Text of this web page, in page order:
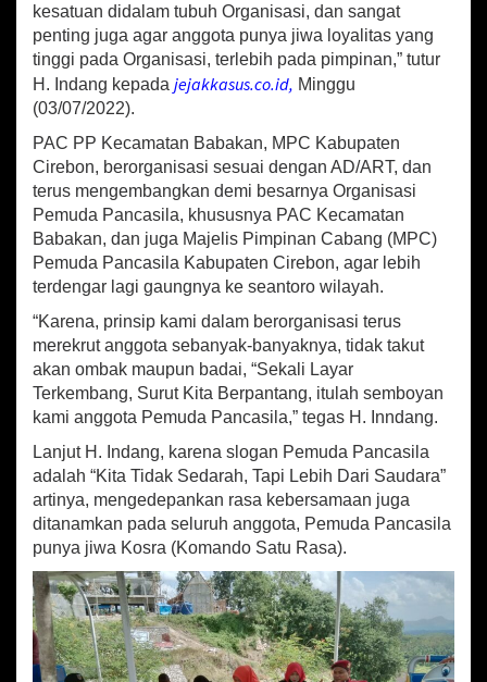
s
o
l
i
s
i
kesatuan didalam tubuh Organisasi, dan sangat
penting juga agar anggota punya jiwa loyalitas yang
tinggi pada Organisasi, terlebih pada pimpinan,” tutur
H. Indang kepada jejakkasus.co.id, Minggu
(03/07/2022).
PAC PP Kecamatan Babakan, MPC Kabupaten
Cirebon, berorganisasi sesuai dengan AD/ART, dan
terus mengembangkan demi besarnya Organisasi
Pemuda Pancasila, khususnya PAC Kecamatan
Babakan, dan juga Majelis Pimpinan Cabang (MPC)
Pemuda Pancasila Kabupaten Cirebon, agar lebih
terdengar lagi gaungnya ke seantoro wilayah.
“Karena, prinsip kami dalam berorganisasi terus
merekrut anggota sebanyak-banyaknya, tidak takut
akan ombak maupun badai, “Sekali Layar
Terkembang, Surut Kita Berpantang, itulah semboyan
kami anggota Pemuda Pancasila,” tegas H. Inndang.
Lanjut H. Indang, karena slogan Pemuda Pancasila
adalah “Kita Tidak Sedarah, Tapi Lebih Dari Saudara”
artinya, mengedepankan rasa kebersamaan juga
ditanamkan pada seluruh anggota, Pemuda Pancasila
punya jiwa Kosra (Komando Satu Rasa).